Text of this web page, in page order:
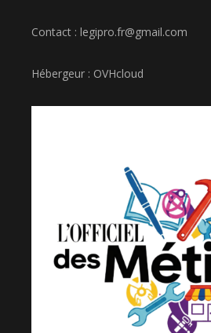
Contact : legipro.fr@gmail.com
Hébergeur : OVHcloud